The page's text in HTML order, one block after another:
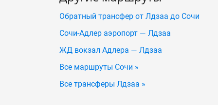
Обратный трансфер от Лдзаа до Сочи
Сочи-Адлер аэропорт — Лдзаа
ЖД вокзал Адлера — Лдзаа
Все маршруты Сочи »
Все трансферы Лдзаа »